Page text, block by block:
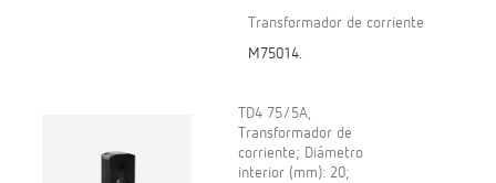
Transformador de corriente
M75014.
TD4 75/5A,
Transformador de
corriente; Diámetro
interior (mm): 20;